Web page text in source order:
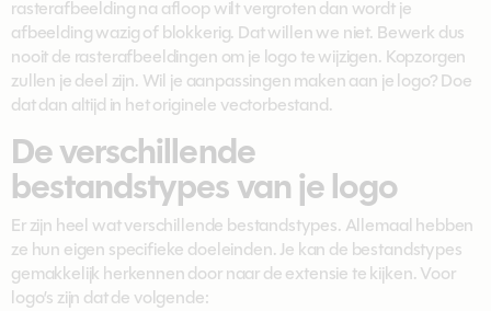
rasterafbeelding na afloop wilt vergroten dan wordt je
afbeelding wazig of blokkerig. Dat willen we niet. Bewerk dus
nooit de rasterafbeeldingen om je logo te wijzigen. Kopzorgen
zullen je deel zijn. Wil je aanpassingen maken aan je logo? Doe
dat dan altijd in het originele vectorbestand.
De verschillende
bestandstypes van je logo
Er zijn heel wat verschillende bestandstypes. Allemaal hebben
ze hun eigen specifieke doeleinden. Je kan de bestandstypes
gemakkelijk herkennen door naar de extensie te kijken. Voor
logo’s zijn dat de volgende: